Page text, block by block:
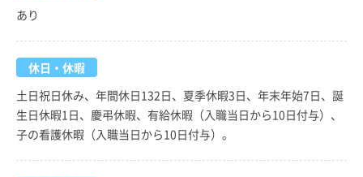
あり
休日・休暇
土日祝日休み、年間休日132日、夏季休暇3日、年末年始7日、誕
生日休暇1日、慶弔休暇、有給休暇（入職当日から10日付与）、
子の看護休暇（入職当日から10日付与）。